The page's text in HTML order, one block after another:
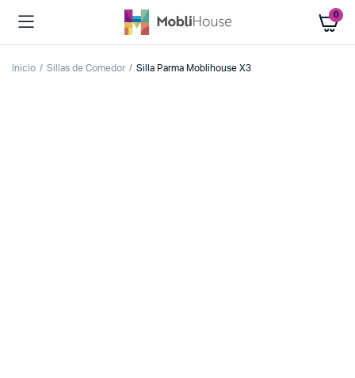
0
Inicio Sillas de Comedor Silla Parma Moblihouse X3